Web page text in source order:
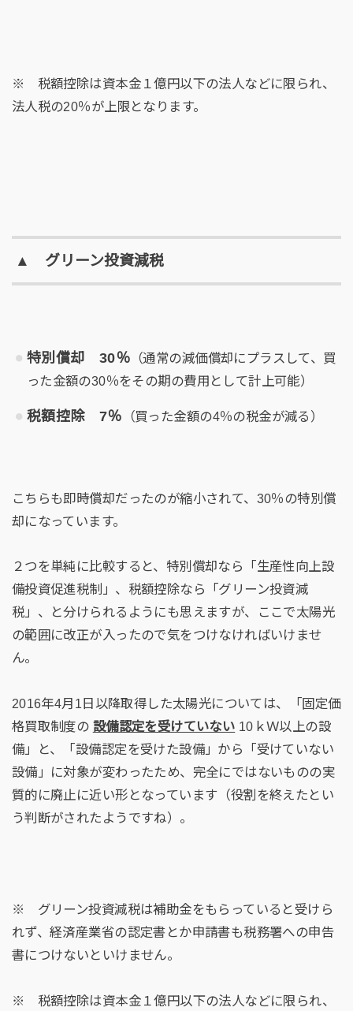
※ 税額控除は資本金１億円以下の法人などに限られ、
法人税の20％が上限となります。
▲ グリーン投資減税
特別償却 30％ （通常の減価償却にプラスして、買
った金額の30％をその期の費用として計上可能）
税額控除 7％ （買った金額の4％の税金が減る）
こちらも即時償却だったのが縮小されて、30％の特別償
却になっています。
２つを単純に比較すると、特別償却なら「生産性向上設
備投資促進税制」、税額控除なら「グリーン投資減
税」、と分けられるようにも思えますが、ここで太陽光
の範囲に改正が入ったので気をつけなければいけませ
ん。
2016年4月1日以降取得した太陽光については、「固定価
格買取制度の 設備認定を受けていない 10ｋＷ以上の設
備」と、「設備認定を受けた設備」から「受けていない
設備」に対象が変わったため、完全にではないものの実
質的に廃止に近い形となっています（役割を終えたとい
う判断がされたようですね）。
※ グリーン投資減税は補助金をもらっていると受けら
れず、経済産業省の認定書とか申請書も税務署への申告
書につけないといけません。
※ 税額控除は資本金１億円以下の法人などに限られ、